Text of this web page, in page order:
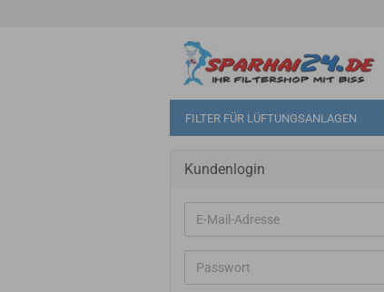
FILTER FÜR LÜFTUNGSANLAGEN
Kundenlogin
E-
Mail-
Adresse
Passwort